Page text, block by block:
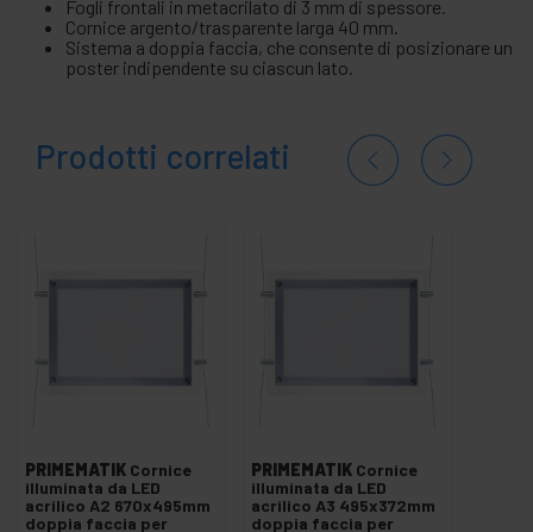
Fogli frontali in metacrilato di 3 mm di spessore.
Cornice argento/trasparente larga 40 mm.
Sistema a doppia faccia, che consente di posizionare un
poster indipendente su ciascun lato.
Prodotti correlati
PRIMEMATIK Cornice
illuminata da LED
acrilico A2 670x495mm
doppia faccia per
PRIMEMATIK Cornice
illuminata da LED
acrilico A3 495x372mm
doppia faccia per